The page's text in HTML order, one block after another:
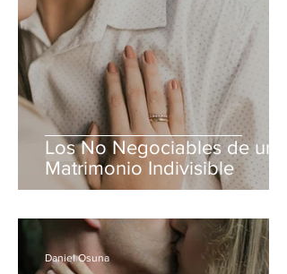
Los No Negociables de un
Matrimonio Indivisible
Daniel Osuna